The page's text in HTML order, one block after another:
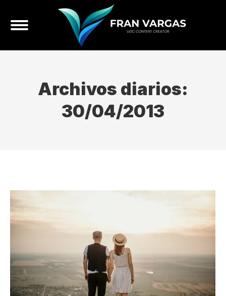
Archivos diarios:
30/04/2013